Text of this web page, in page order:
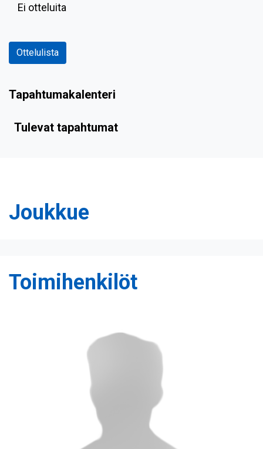
Ei otteluita
Ottelulista
Tapahtumakalenteri
Tulevat tapahtumat
Joukkue
Toimihenkilöt